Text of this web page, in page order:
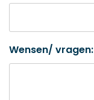
Wensen/ vragen: